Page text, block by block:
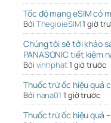
Tốc độ mạng eSIM có
Bởi ThegioieSIM1 giờ
Chúng tôi sẽ tới khảo
PANASONIC tiết kiệm
Bởi vinhphat1 giờ trước
Thuốc trừ ốc hiệu quả
Bởi nana01 1 giờ trước
Thuốc trừ ốc hiệu quả